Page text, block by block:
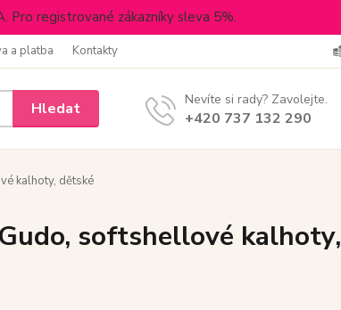
Pro registrované zákazníky sleva 5%.
a platba Kontakty
Hledat Nevíte si rady? Zavolejte.
+420 737 132 290
kalhoty, dětské
softshellové